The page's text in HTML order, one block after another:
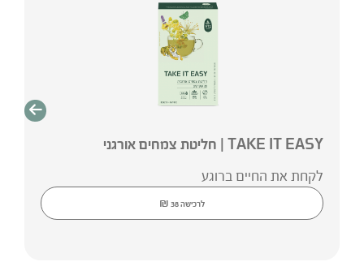
TAKE IT EASY | חליטת צמחים אורגני
לקחת את החיים ברוגע
לרכישה ₪ 38